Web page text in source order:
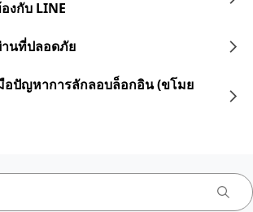
งกับ LINE
นที่ปลอดภัย
อปัญหาการลักลอบล็อกอิน (ขโมย